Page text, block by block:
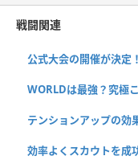
戦闘関連
公式大会の開催が決定
WORLDは最強？究極
テンションアップの効
効率よくスカウトを成